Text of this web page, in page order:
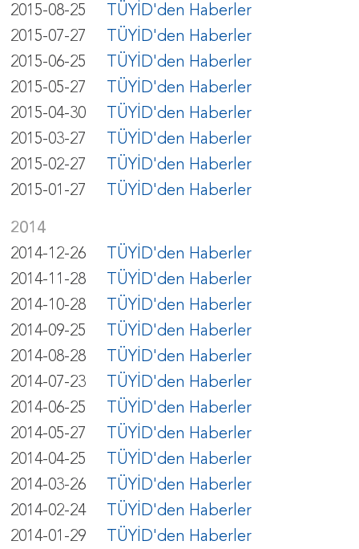
2015-08-25
TÜYİD'den Haberler
2015-07-27
TÜYİD'den Haberler
2015-06-25
TÜYİD'den Haberler
2015-05-27
TÜYİD'den Haberler
2015-04-30
TÜYİD'den Haberler
2015-03-27
TÜYİD'den Haberler
2015-02-27
TÜYİD'den Haberler
2015-01-27
TÜYİD'den Haberler
2014
2014-12-26
TÜYİD'den Haberler
2014-11-28
TÜYİD'den Haberler
2014-10-28
TÜYİD'den Haberler
2014-09-25
TÜYİD'den Haberler
2014-08-28
TÜYİD'den Haberler
2014-07-23
TÜYİD'den Haberler
2014-06-25
TÜYİD'den Haberler
2014-05-27
TÜYİD'den Haberler
2014-04-25
TÜYİD'den Haberler
2014-03-26
TÜYİD'den Haberler
2014-02-24
TÜYİD'den Haberler
2014-01-29
TÜYİD'den Haberler